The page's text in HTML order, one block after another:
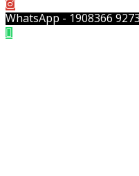
WhatsApp - 1908366 9273